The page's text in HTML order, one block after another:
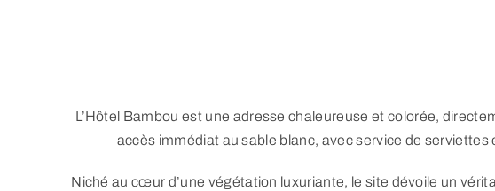
L’Hôtel Bambou est une adresse chaleureuse et colorée,
accès immédiat au sable blanc, avec service de
Niché au cœur d’une végétation luxuriante, le site dévoile un